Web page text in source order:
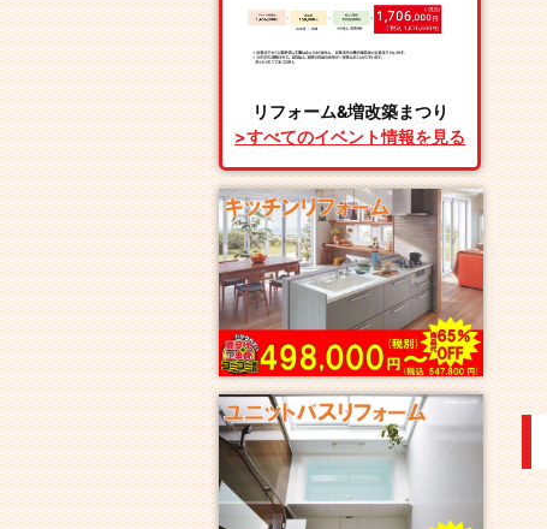
リフォーム&増改築まつり
>すべてのイベント情報を見る